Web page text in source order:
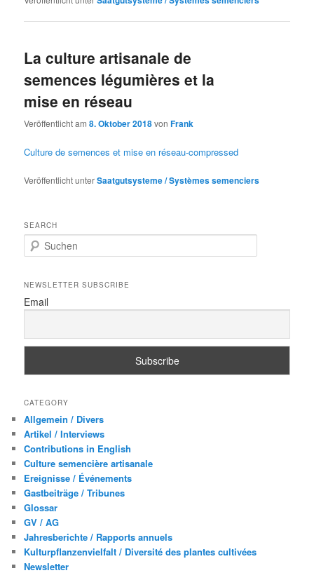
La culture artisanale de
semences légumières et la
mise en réseau
Veröffentlicht am8. Oktober 2018vonFrank
Culture de semences et mise en réseau-compressed
Veröffentlicht unterSaatgutsysteme / Systèmes semenciers
SEARCH
u
h
n
NEWSLETTER SUBSCRIBE
Email
CATEGORY
Allgemein / Divers
Artikel / Interviews
Contributions in English
Culture semencière artisanale
Ereignisse / Événements
Gastbeiträge / Tribunes
Glossar
GV / AG
Jahresberichte / Rapports annuels
Kulturpflanzenvielfalt / Diversité des plantes cultivées
Newsletter